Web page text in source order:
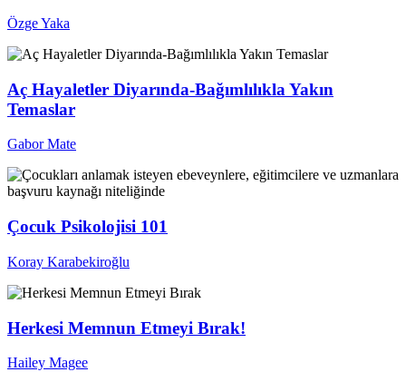
Özge Yaka
Aç Hayaletler Diyarında-Bağımlılıkla Yakın
Temaslar
Gabor Mate
Çocuk Psikolojisi 101
Koray Karabekiroğlu
Herkesi Memnun Etmeyi Bırak!
Hailey Magee